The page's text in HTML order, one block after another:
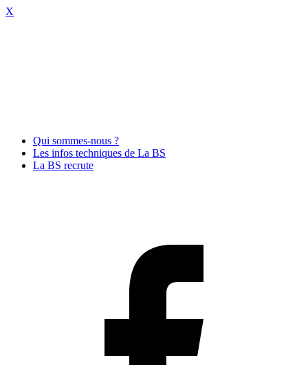
X
Qui sommes-nous ?
Les infos techniques de La BS
La BS recrute